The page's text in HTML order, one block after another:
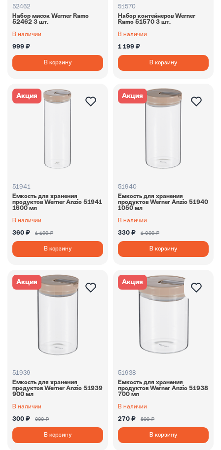
52462
Набор мисок Werner Ramo
52462 3 шт.
В наличии
999 ₽
В корзину
51570
Набор контейнеров Werner
Ramo 51570 3 шт.
В наличии
1 199 ₽
В корзину
Акция
51941
Емкость для хранения
продуктов Werner Anzio 51941
1600 мл
В наличии
360 ₽ 1 199 ₽
В корзину
Акция
51940
Емкость для хранения
продуктов Werner Anzio 51940
1050 мл
В наличии
330 ₽ 1 099 ₽
В корзину
Акция
51939
Емкость для хранения
продуктов Werner Anzio 51939
900 мл
В наличии
300 ₽ 999 ₽
В корзину
Акция
51938
Емкость для хранения
продуктов Werner Anzio 51938
700 мл
В наличии
270 ₽ 899 ₽
В корзину